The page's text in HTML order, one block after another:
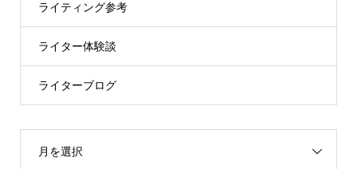
ライティング参考
ライター体験談
ライターブログ
月を選択